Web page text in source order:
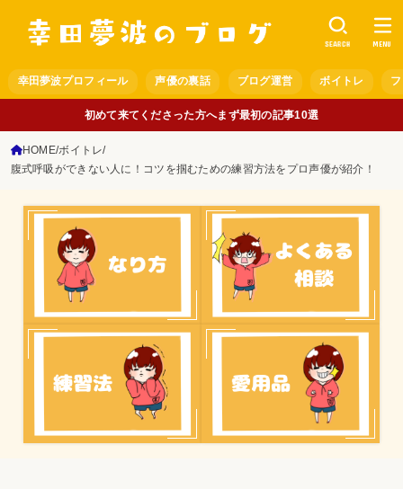
幸田夢波プロフィール 声優の裏話 ブログ運営 ボイトレ
SEARCH MENU
初めて来てくださった方へまず最初の記事10選
HOME ボイトレ
腹式呼吸ができない人に！コツを掴むための練習方法をプロ声優が紹介！